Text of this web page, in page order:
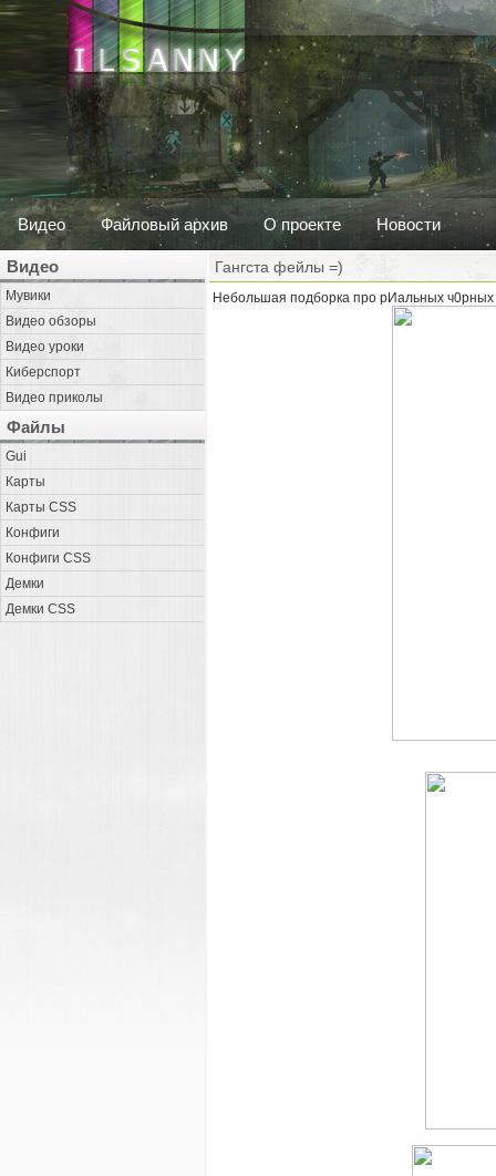
Видео Файловый архив О проекте Новости
Видео
Мувики
Видео обзоры
Видео уроки
Киберспорт
Видео приколы
Файлы
Gui
Карты
Карты CSS
Конфиги
Конфиги CSS
Демки
Демки CSS
Гангста фейлы =)
Небольшая подборка про рИальных